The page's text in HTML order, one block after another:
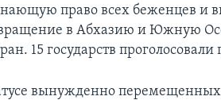
право всех беженцев и
в Абхазию и Южную
15 государств
вынужденно